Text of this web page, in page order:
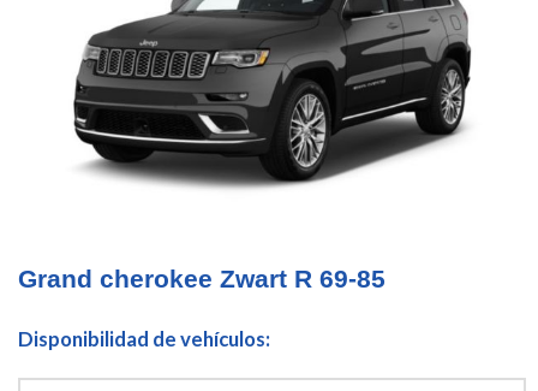
Grand cherokee Zwart R 69-85
Disponibilidad de vehículos: